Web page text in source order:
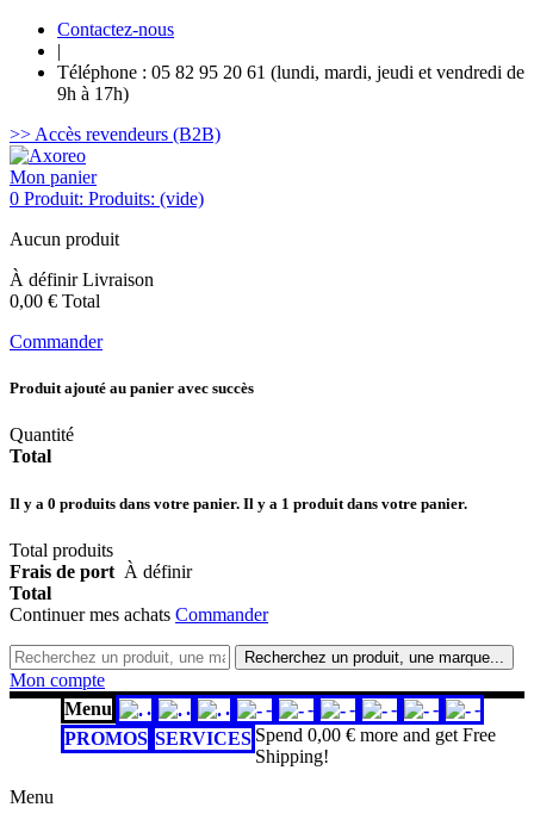
Contactez-nous
|
Téléphone : 05 82 95 20 61 (lundi, mardi, jeudi et vendredi de
9h à 17h)
>> Accès revendeurs (B2B)
Mon panier
0 Produit: Produits: (vide)
Aucun produit
À définirLivraison
0,00 € Total
Commander
Produit ajouté au panier avec succès
Quantité
Total
Il y a 0 produits dans votre panier. Il y a 1 produit dans votre panier.
Total produits
Frais de port À définir
Total
Continuer mes achats Commander
Recherchez un produit, une marque...
Mon compte
Menu
. . . - - - - -
-
PROMOS SERVICES Spend 0,00 € more and get Free
Shipping!
Menu